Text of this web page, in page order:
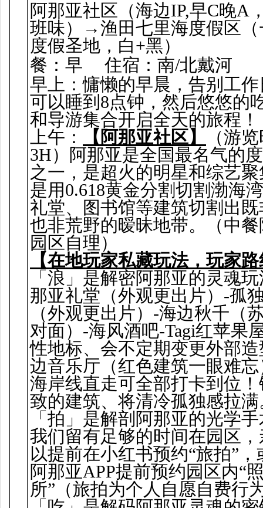
阿那亚社区（海边IP,早C晚A
班味）→渔田七里海度假区（
度假圣地，白+黑）
餐：早
住宿：南/北戴河
早上：慵懒的早晨，告别工
可以睡到8点钟，然后悠悠的
和导游集合开启全天的旅程！
上午：
【阿那亚社区】
（游
3H）阿那亚是全国最名气的
之一，是超火的明星和综艺
是用0.618黄金分割切割渤海
礼堂、图书馆等建筑切割出
也非荒野的暧昧地带。（中
园区自理）
【在地玩家私藏玩法，玩家
「浪」是解密阿那亚的灵魂
那亚礼堂（外观更出片）-孤
（外观更出片）-海边秋千（
对面）-海风酒吧-Tagi红苹果
性地标、会不定期变更外部
边音乐厅（红色建筑一眼难
海岸线直走可全部打卡到位
致的建筑、将清冷孤独感拉满
「拍」是解剖阿那亚的光学
我们留有足够的时间在园区
以提前在小红书预约“旅拍”
阿那亚APP提前预约园区内“
所”（旅拍为个人自愿自费行